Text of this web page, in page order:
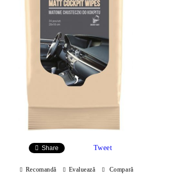
Share Tweet
Recomandă Evaluează Compară